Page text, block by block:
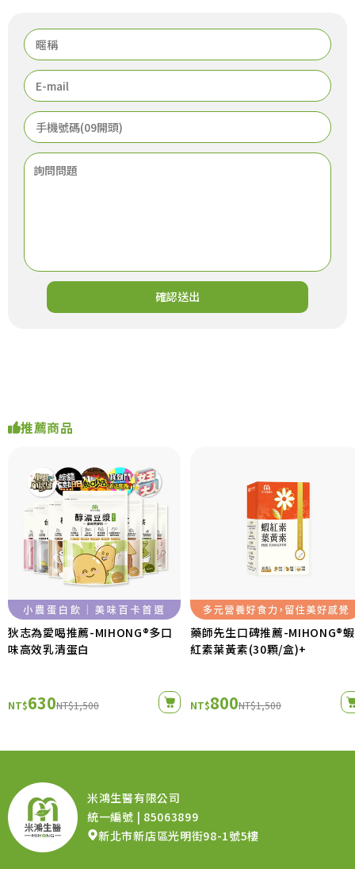
確認送出
推薦商品
狄志為愛喝推薦-MIHONG®多口
味高效乳清蛋白
NT$630NT$1,500
藥師先生口碑推薦-MIHONG®蝦
紅素葉黃素(30顆/盒)+
NT$800NT$1,500
米鴻生醫有限公司
統一編號 | 85063899
新北市新店區光明街98-1號5樓